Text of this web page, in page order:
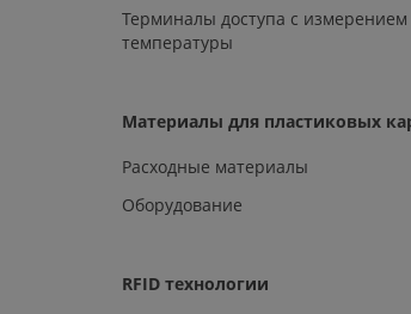
Терминалы доступа с измерением
температуры
Материалы для пластиковых
Расходные материалы
Оборудование
RFID технологии